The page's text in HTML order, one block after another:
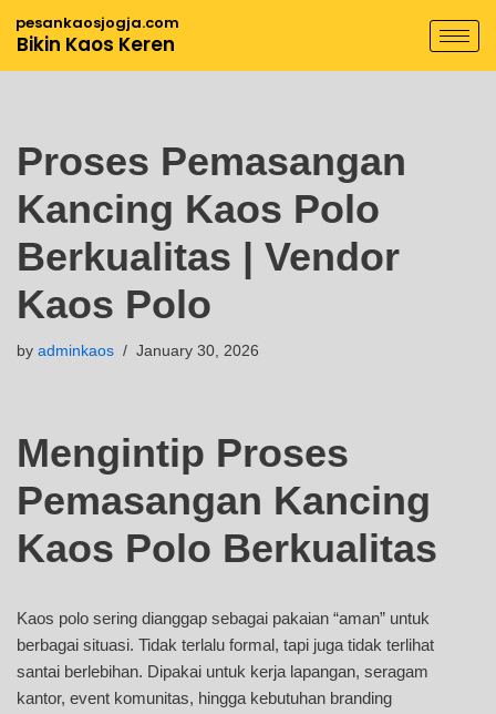
pesankaosjogja.com
Bikin Kaos Keren
Proses Pemasangan
Kancing Kaos Polo
Berkualitas | Vendor
Kaos Polo
by adminkaos January 30, 2026
Mengintip Proses
Pemasangan Kancing
Kaos Polo Berkualitas
Kaos polo sering dianggap sebagai pakaian “aman” untuk
berbagai situasi. Tidak terlalu formal, tapi juga tidak terlihat
santai berlebihan. Dipakai untuk kerja lapangan, seragam
kantor, event komunitas, hingga kebutuhan branding